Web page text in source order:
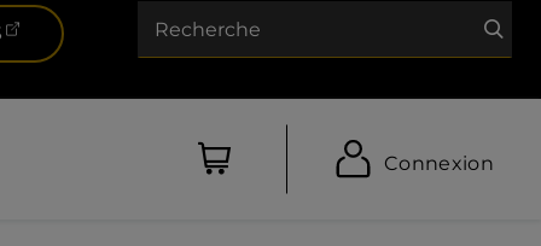
(ouvre dans un nouvel onglet)
Connexion